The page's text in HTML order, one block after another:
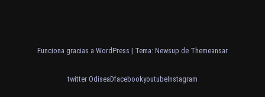
Funciona gracias a WordPress | Tema: Newsup de Themeansar
twitter OdiseaDfacebookyoutubeInstagram